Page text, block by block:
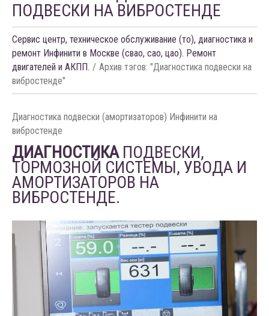
ПОДВЕСКИ НА ВИБРОСТЕНДЕ
Сервис центр, техническое обслуживание (то), диагностика и
ремонт Инфинити в Москве (свао, сао, цао). Ремонт
двигателей и АКПП.
Архив тэгов: "Диагностика подвески на
вибростенде"
Диагностика подвески (амортизаторов) Инфинити на
вибростенде
ДИАГНОСТИКАПОДВЕСКИ,
ТОРМОЗНОЙ СИСТЕМЫ, УВОДА И
АМОРТИЗАТОРОВ НА
ВИБРОСТЕНДЕ.